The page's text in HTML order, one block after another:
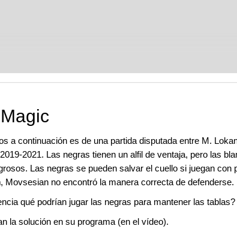
a continuación es de una partida disputada entre M.
2021. Las negras tienen un alfil de ventaja, pero las
Las negras se pueden salvar el cuello si juegan con
Movsesian no encontró la manera correcta de defenderse.
qué podrían jugar las negras para mantener las tablas?
la solución en su programa (en el vídeo).